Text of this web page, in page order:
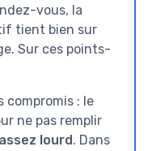
vous, la
tient bien sur
Sur ces points-
compromis : le
ne pas remplir
lourd . Dans